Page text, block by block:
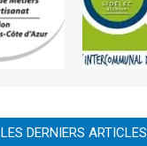
LES DERNIERS ARTICLES